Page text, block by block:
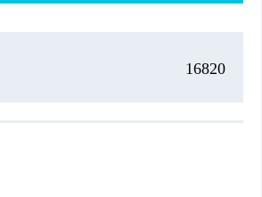
16820